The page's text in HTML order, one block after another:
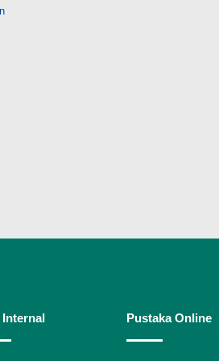
Internal Pustaka Online